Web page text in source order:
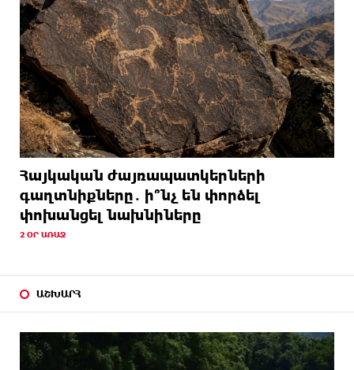
Հայկական ժայռապատկերների
գաղտնիքները․ ի՞նչ են փորձել
փոխանցել նախնիները
2 ՕՐ ԱՌԱՋ
ԱՇԽԱՐՀ